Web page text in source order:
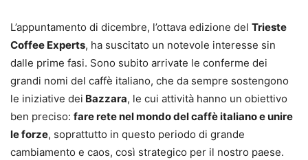
L’appuntamento di dicembre, l’ottava edizione del Trieste
Coffee Experts, ha suscitato un notevole interesse sin
dalle prime fasi. Sono subito arrivate le conferme dei
grandi nomi del caffè italiano, che da sempre sostengono
le iniziative dei Bazzara, le cui attività hanno un obiettivo
ben preciso: fare rete nel mondo del caffè italiano e unire
le forze, soprattutto in questo periodo di grande
cambiamento e caos, così strategico per il nostro paese.